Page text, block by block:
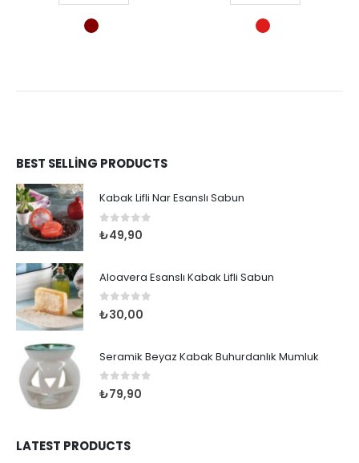
BEST SELLING PRODUCTS
Kabak Lifli Nar Esanslı Sabun
0 out of 5
₺49,90
Aloavera Esanslı Kabak Lifli Sabun
0 out of 5
₺30,00
Seramik Beyaz Kabak Buhurdanlık Mumluk
0 out of 5
₺79,90
LATEST PRODUCTS